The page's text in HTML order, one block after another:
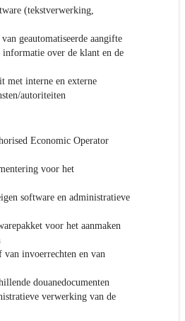
(tekstverwerking,
geautomatiseerde aangifte
informatie over de klant en de
met interne en externe
autoriteiten
Economic Operator
voor het
software en administratieve
voor het aanmaken
van invoerrechten en van
douanedocumenten
verwerking van de